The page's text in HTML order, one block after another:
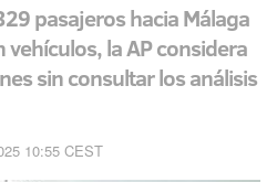
pasajeros hacia Málaga
la AP considera
sin consultar los análisis
10:55 CEST